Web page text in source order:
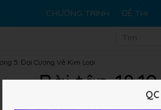
CHƯƠNG TRÌNH ĐỀ THI
5: Đại Cương Về Kim Loại
Bài tập
20 trắc
QC